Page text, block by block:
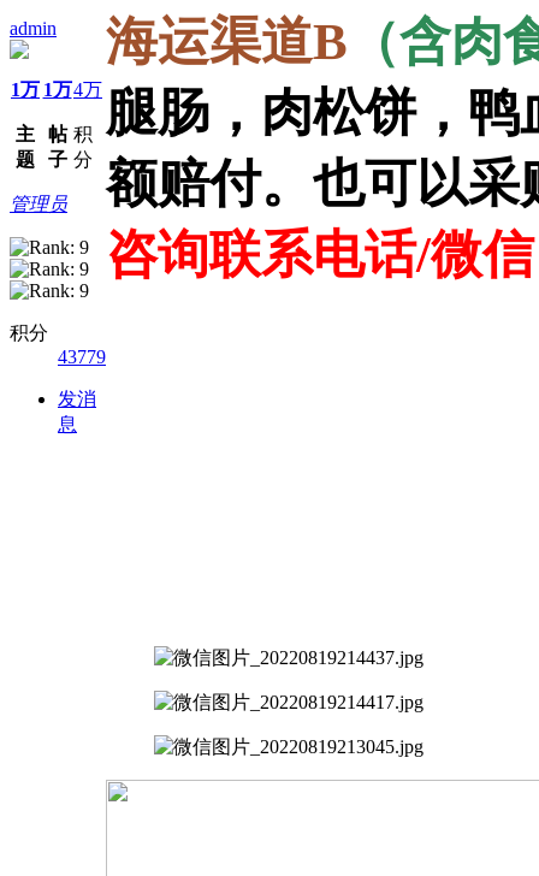
admin
1万
主
题
1万
帖
子
4万
积
分
管理员
积分
43779
发消
息
海运渠道B （含肉
腿肠，肉松饼，
额赔付。也可以
咨询联系电话/微